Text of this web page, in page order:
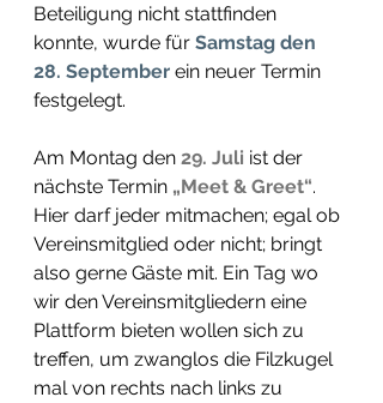
Beteiligung nicht stattfinden
konnte, wurde für Samstag den
28. September ein neuer Termin
festgelegt.
Am Montag den 29. Juli ist der
nächste Termin „Meet & Greet“.
Hier darf jeder mitmachen; egal ob
Vereinsmitglied oder nicht; bringt
also gerne Gäste mit. Ein Tag wo
wir den Vereinsmitgliedern eine
Plattform bieten wollen sich zu
treffen, um zwanglos die Filzkugel
mal von rechts nach links zu